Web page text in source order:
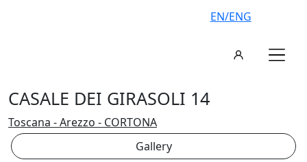
EN/ENG
CASALE DEI GIRASOLI 14
Toscana - Arezzo - CORTONA
Gallery